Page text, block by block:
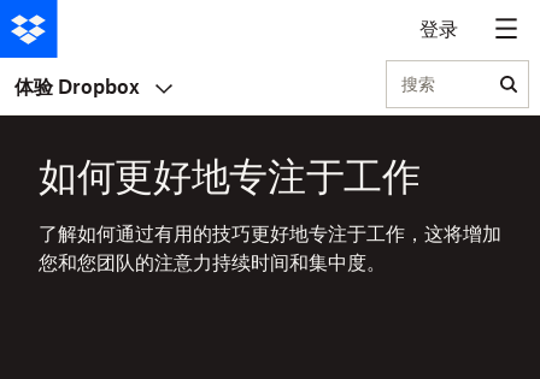
登录
体验 Dropbox 搜索
如何更好地专注于工作
了解如何通过有用的技巧更好地专注于工作，这将增加
您和您团队的注意力持续时间和集中度。